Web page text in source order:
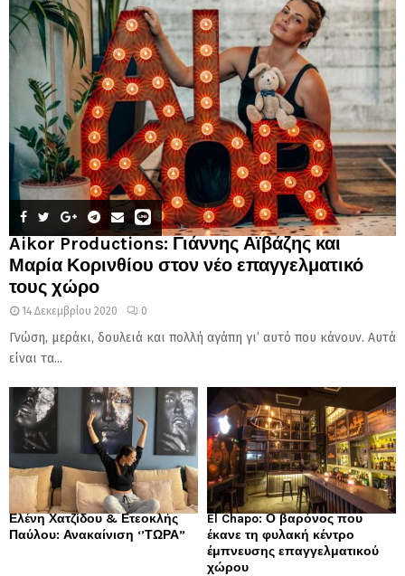
Aikor Productions: Γιάννης Αϊβάζης και
Μαρία Κορινθίου στον νέο επαγγελματικό
τους χώρο
14 Δεκεμβρίου 2020 0
Γνώση, μεράκι, δουλειά και πολλή αγάπη γι’ αυτό που κάνουν. Αυτά
είναι τα...
Ελένη Χατζίδου & Ετεοκλής
Παύλου: Ανακαίνιση ‘’ΤΩΡΑ”
El Chapo: Ο βαρόνος που
έκανε τη φυλακή κέντρο
έμπνευσης επαγγελματικού
χώρου